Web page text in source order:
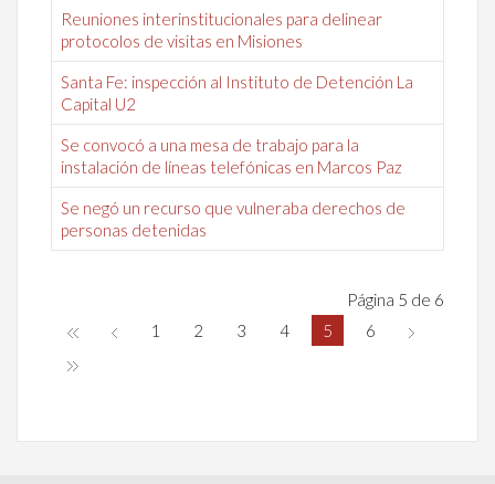
Reuniones interinstitucionales para delinear
protocolos de visitas en Misiones
Santa Fe: inspección al Instituto de Detención La
Capital U2
Se convocó a una mesa de trabajo para la
instalación de líneas telefónicas en Marcos Paz
Se negó un recurso que vulneraba derechos de
personas detenidas
Página 5 de 6
1
2 3 4 5 6